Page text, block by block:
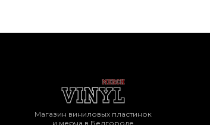
Магазин виниловых пластинок
и мерча в Белгороде